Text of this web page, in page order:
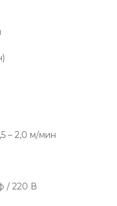
– 2,0 м/мин
/ 220 В